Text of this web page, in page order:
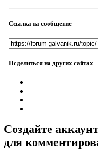
Ссылка на сообщение
Поделиться на других сайтах
Создайте
для